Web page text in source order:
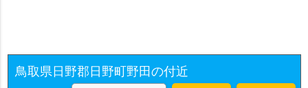
鳥取県日野郡日野町野田の付近